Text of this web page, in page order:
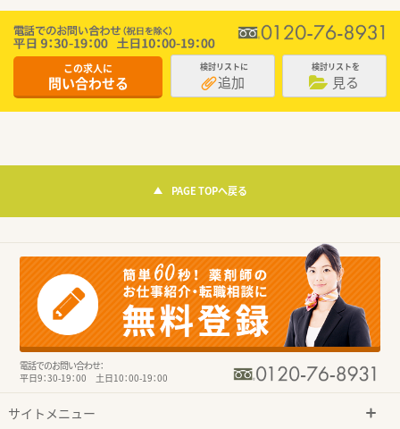
この求人に
問い合わせる
検討リストに
追加
検討リストを
見る
PAGE TOPへ戻る
電話でのお問い合わせ：
平日9：30-19：00 土日10：00-19：00
サイトメニュー